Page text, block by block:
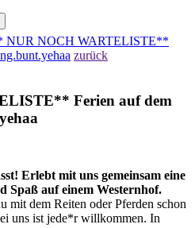
NUR NOCH WARTELISTE**
zurück
Ferien auf dem
Erlebt mit uns gemeinsam eine
Spaß auf einem Westernhof.
mit dem Reiten oder Pferden schon
uns ist jede*r willkommen. In